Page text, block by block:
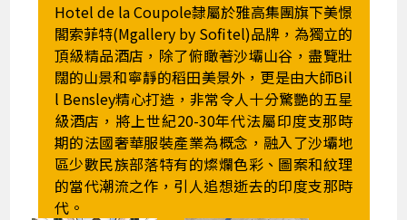
Hotel de la Coupole隸屬於雅高集團旗下美憬
閣索菲特(Mgallery by Sofitel)品牌，為獨立的
頂級精品酒店，除了俯瞰著沙壩山谷，盡覽壯
闊的山景和寧靜的稻田美景外，更是由大師Bil
l Bensley精心打造，非常令人十分驚艷的五星
級酒店，將上世紀20-30年代法屬印度支那時
期的法國奢華服裝產業為概念，融入了沙壩地
區少數民族部落特有的燦爛色彩、圖案和紋理
的當代潮流之作，引人追想逝去的印度支那時
代。